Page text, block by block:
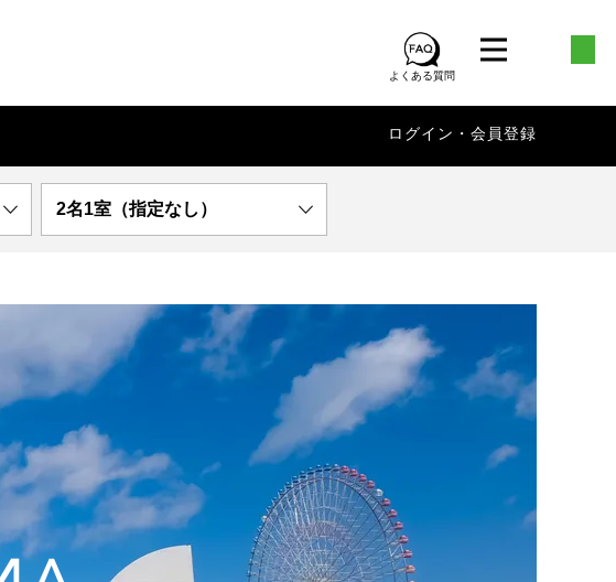
よくある質問
ログイン・会員登録
2名1室（指定なし）